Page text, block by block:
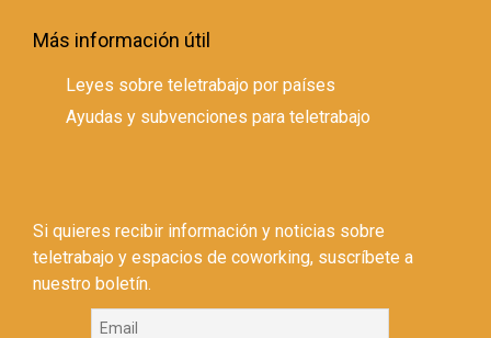
Más información útil
Leyes sobre teletrabajo por países
Ayudas y subvenciones para teletrabajo
Si quieres recibir información y noticias sobre
teletrabajo y espacios de coworking, suscríbete a
nuestro boletín.